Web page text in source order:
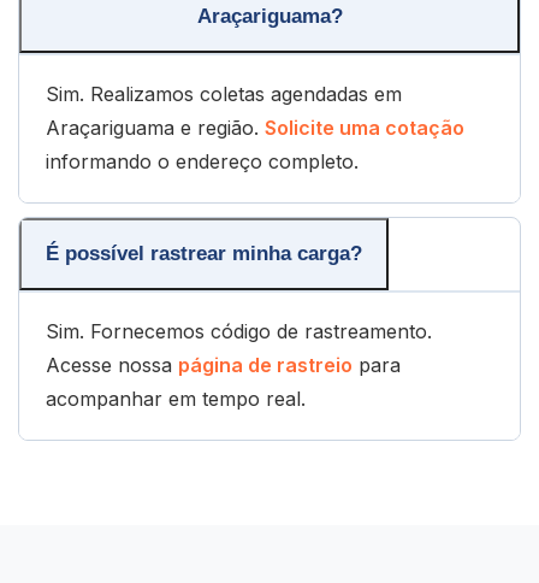
Araçariguama?
Sim. Realizamos coletas agendadas em
Araçariguama e região. Solicite uma cotação
informando o endereço completo.
É possível rastrear minha carga?
Sim. Fornecemos código de rastreamento.
Acesse nossa página de rastreio para
acompanhar em tempo real.